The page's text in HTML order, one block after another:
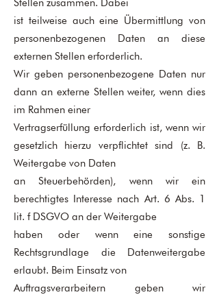
Stellen zusammen. Dabei
ist teilweise auch eine Übermittlung von
personenbezogenen Daten an diese
externen Stellen erforderlich.
Wir geben personenbezogene Daten nur
dann an externe Stellen weiter, wenn dies
im Rahmen einer
Vertragserfüllung erforderlich ist, wenn wir
gesetzlich hierzu verpflichtet sind (z. B.
Weitergabe von Daten
an Steuerbehörden), wenn wir ein
berechtigtes Interesse nach Art. 6 Abs. 1
lit. f DSGVO an der Weitergabe
haben oder wenn eine sonstige
Rechtsgrundlage die Datenweitergabe
erlaubt. Beim Einsatz von
Auftragsverarbeitern geben wir